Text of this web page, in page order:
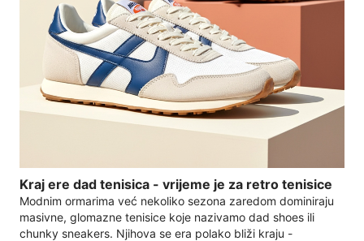
Kraj ere dad tenisica - vrijeme je za retro tenisice
Modnim ormarima već nekoliko sezona zaredom dominiraju
masivne, glomazne tenisice koje nazivamo dad shoes ili
chunky sneakers. Njihova se era polako bliži kraju -